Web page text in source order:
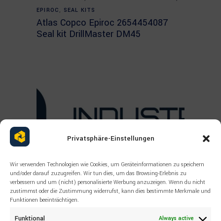
Privatsphäre-Einstellungen
Wir verwenden Technologien wie Cookies, um Geräteinformationen zu speichern
und/oder darauf zuzugreifen. Wir tun dies, um das Browsing-Erlebnis zu
verbessern und um (nicht) personalisierte Werbung anzuzeigen. Wenn du nicht
zustimmst oder die Zustimmung widerrufst, kann dies bestimmte Merkmale und
Funktionen beeinträchtigen.
Funktional Always active
EPIROC , SEAL KITS
Atlas Copco Epiroc 2654454087
Seal kit DrillMaster DM45